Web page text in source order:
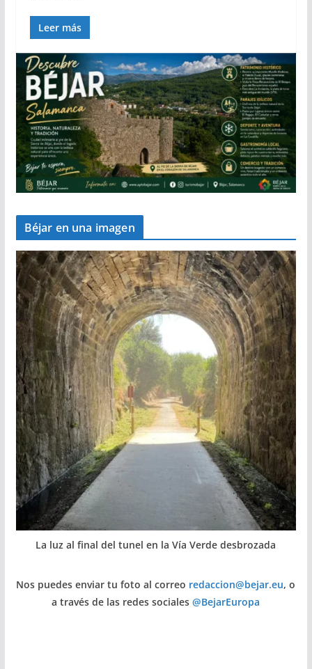
Leer más
Béjar en una imagen
La luz al final del tunel en la Vía Verde desbrozada
Nos puedes enviar tu foto al correo redaccion@bejar.eu, o
a través de las redes sociales@BejarEuropa